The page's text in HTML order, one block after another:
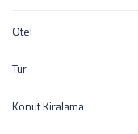
Otel
Tur
Konut Kiralama